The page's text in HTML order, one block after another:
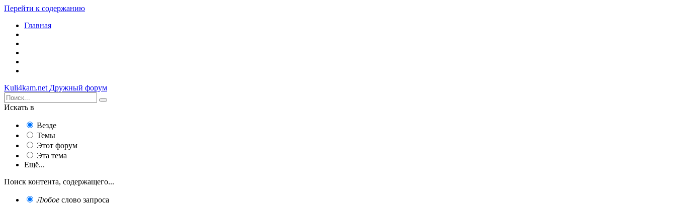
Перейти к содержанию
Главная
Kuli4kam.net Дружный форум
Искать в
Везде
Темы
Этот форум
Эта тема
Ещё...
Поиск контента, содержащего...
Любое слово запроса